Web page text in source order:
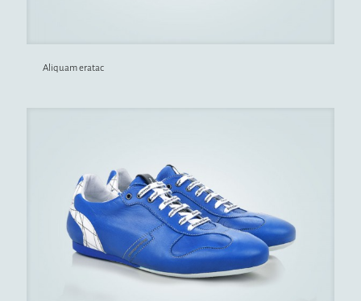
Aliquam eratac